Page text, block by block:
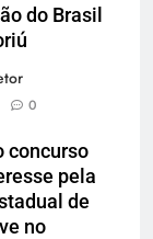
do Brasil
0
concurso
pela
de
no